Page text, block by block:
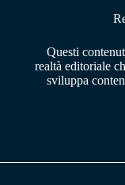
Questi
realtà editoriale
sviluppa